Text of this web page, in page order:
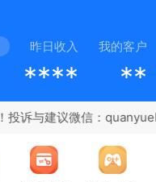
昨日收入 我的客户
**** **